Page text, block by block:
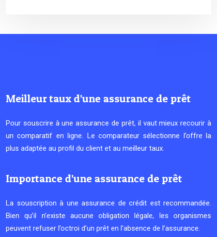
Meilleur taux d’une assurance de prêt
Pour souscrire à une assurance de prêt, il vaut mieux recourir à
un comparatif en ligne. Le comparateur sélectionne l’offre la
plus adaptée au profil du client et au meilleur taux.
Importance d’une assurance de prêt
La souscription à une assurance de crédit est recommandée.
Bien qu’il n’existe aucune obligation légale, les organismes
peuvent refuser l’octroi d’un prêt en l’absence de l’assurance.